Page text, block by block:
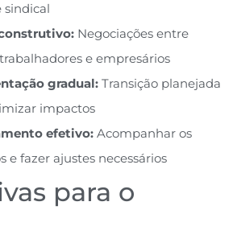
sindical
Negociações entre
e empresários
gradual: Transição planejada
impactos
efetivo: Acompanhar os
e fazer ajustes necessários
para o